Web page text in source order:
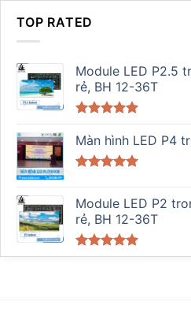
TOP RATED
Module LED P2.5
rẻ, BH 12-36T
hạng5.00
5 sao
Màn hình LED P4
5 sao
Module LED P2
rẻ, BH 12-36T
Được xếp